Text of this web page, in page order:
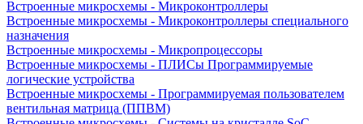
Встроенные микросхемы - Микроконтроллеры
Встроенные микросхемы - Микроконтроллеры специального
назначения
Встроенные микросхемы - Микропроцессоры
Встроенные микросхемы - ПЛИСы Программируемые
логические устройства
Встроенные микросхемы - Программируемая пользователем
вентильная матрица (ППВМ)